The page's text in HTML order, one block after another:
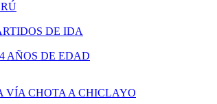
DE IDA
AÑOS DE EDAD
VÍA CHOTA A CHICLAYO